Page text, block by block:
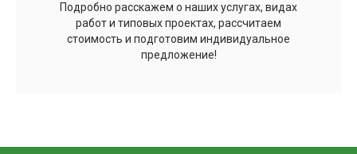
Подробно расскажем о наших услугах, видах
работ и типовых проектах, рассчитаем
стоимость и подготовим индивидуальное
предложение!